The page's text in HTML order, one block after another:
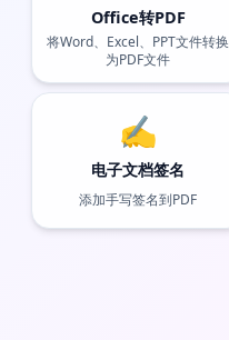
Office转PDF
将Word、Excel、PPT文件转换
为PDF文件
✍️
电子文档签名
添加手写签名到PDF